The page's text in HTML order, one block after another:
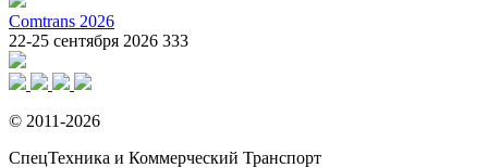
Comtrans 2026
22-25 сентября 2026 333
© 2011-2026
СпецТехника и Коммерческий Транспорт